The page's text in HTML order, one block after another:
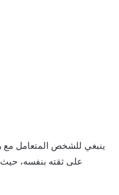
على ثقته بنفسه، حيث